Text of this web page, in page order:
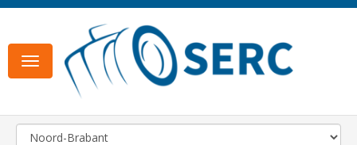
Toggle
navigation